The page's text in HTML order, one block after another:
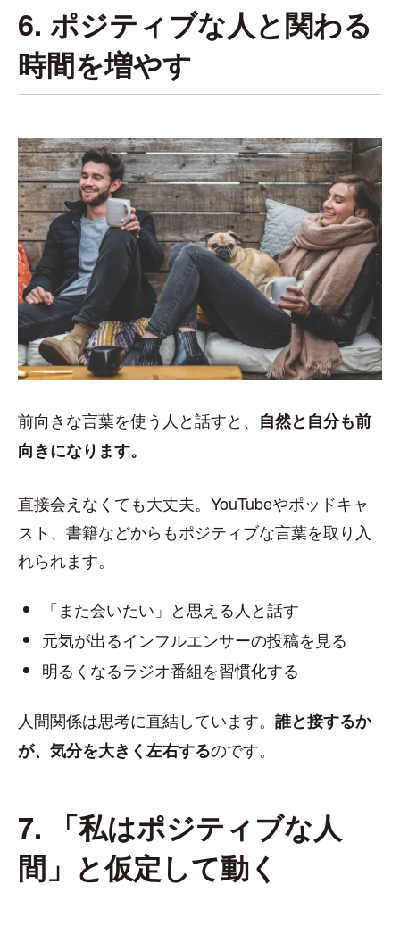
6. ポジティブな人と関わる
時間を増やす
前向きな言葉を使う人と話すと、 自然と自分も前
向きになります。
直接会えなくても大丈夫。YouTubeやポッドキャ
スト、書籍などからもポジティブな言葉を取り入
れられます。
「また会いたい」と思える人と話す
元気が出るインフルエンサーの投稿を見る
明るくなるラジオ番組を習慣化する
人間関係は思考に直結しています。 誰と接するか
が、気分を大きく左右するのです。
7. 「私はポジティブな人
間」と仮定して動く